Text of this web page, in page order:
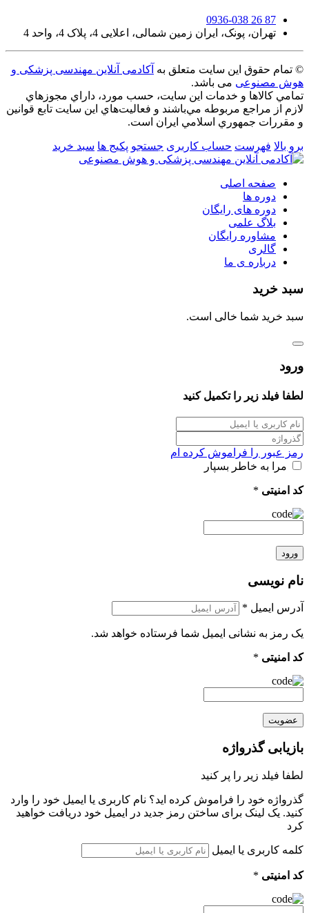
0936-038 26 87
تهران، پونک، ایران زمین شمالی، اعلایی 4، پلاک 4، واحد 4
© تمام حقوق این سایت متعلق به آکادمی آنلاین مهندسی پزشکی و
هوش مصنوعی می باشد.
تمامي كالاها و خدمات اين سایت، حسب مورد، داراي مجوزهاي
لازم از مراجع مربوطه مي‌باشند و فعاليت‌هاي اين سايت تابع قوانين
و مقررات جمهوري اسلامي ايران است.
برو بالا فهرست حساب کاربری جستجو پکیج ها سبد خرید
صفحه اصلی
دوره ها
دوره های رایگان
بلاگ علمی
مشاوره رایگان
گالری
درباره ی ما
سبد خرید
سبد خرید شما خالی است.
ورود
لطفا فیلد زیر را تکمیل کنید
رمز عبور را فراموش کرده ام
مرا به خاطر بسپار
کد امنیتی *
ورود
نام نویسی
آدرس ایمیل *
یک رمز به نشانی ایمیل شما فرستاده خواهد شد.
کد امنیتی *
عضویت
بازیابی گذرواژه
لطفا فیلد زیر را پر کنید
گذرواژه خود را فراموش کرده اید؟ نام کاربری یا ایمیل خود را وارد
کنید. یک لینک برای ساختن رمز جدید در ایمیل خود دریافت خواهید
کرد
کلمه کاربری یا ایمیل
کد امنیتی *